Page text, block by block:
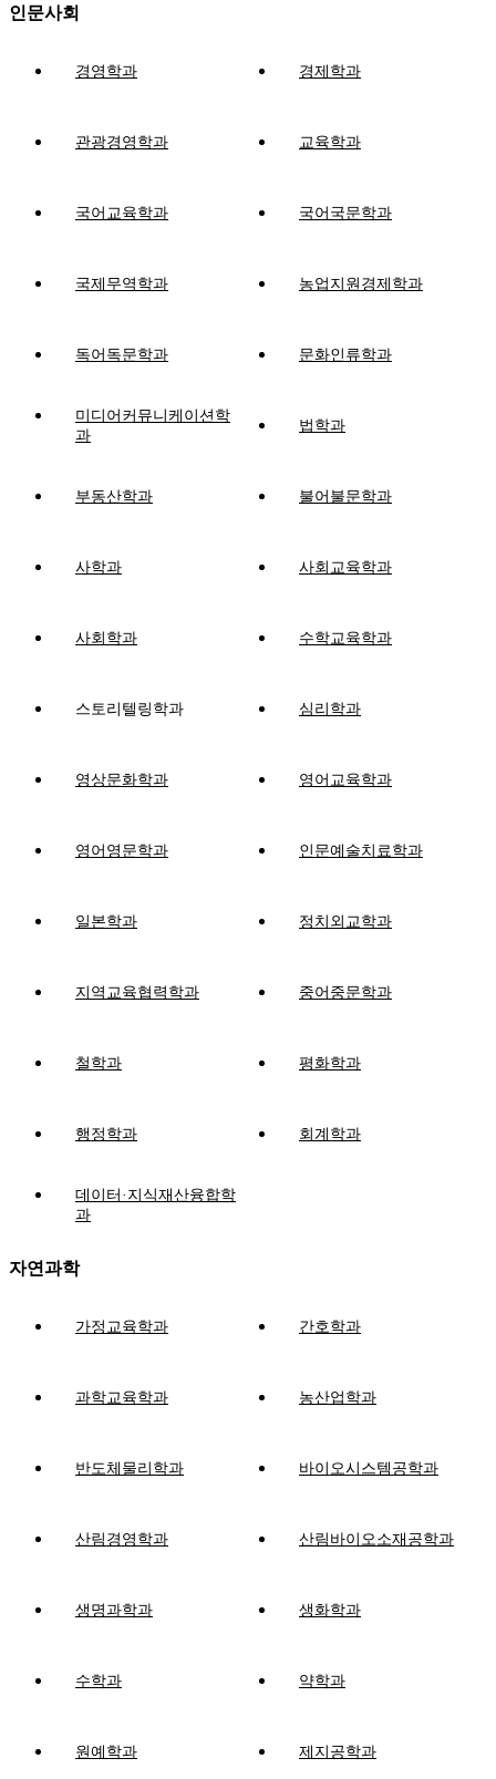
인문사회
경영학과 경제학과
관광경영학과 교육학과
국어교육학과 국어국문학과
국제무역학과 농업지원경제학과
독어독문학과 문화인류학과
미디어커뮤니케이션학
과
법학과
부동산학과 불어불문학과
사학과 사회교육학과
사회학과 수학교육학과
스토리텔링학과 심리학과
영상문화학과 영어교육학과
영어영문학과 인문예술치료학과
일본학과 정치외교학과
지역교육협력학과 중어중문학과
철학과 평화학과
행정학과 회계학과
데이터·지식재산융합학
과
자연과학
가정교육학과 간호학과
과학교육학과 농산업학과
반도체물리학과 바이오시스템공학과
산림경영학과 산림바이오소재공학과
생명과학과 생화학과
수학과 약학과
원예학과 제지공학과